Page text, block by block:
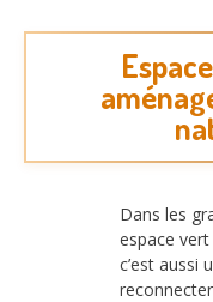
Dans les
espace
c’est aussi